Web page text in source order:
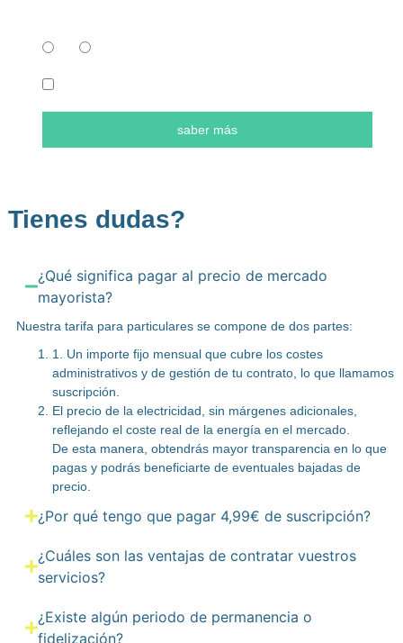
saber más
Tienes dudas?
¿Qué significa pagar al precio de mercado
mayorista?
Nuestra tarifa para particulares se compone de dos partes:
1. Un importe fijo mensual que cubre los costes
administrativos y de gestión de tu contrato, lo que llamamos
suscripción.
El precio de la electricidad, sin márgenes adicionales,
reflejando el coste real de la energía en el mercado.
De esta manera, obtendrás mayor transparencia en lo que
pagas y podrás beneficiarte de eventuales bajadas de
precio.
¿Por qué tengo que pagar 4,99€ de suscripción?
¿Cuáles son las ventajas de contratar vuestros
servicios?
¿Existe algún periodo de permanencia o
fidelización?